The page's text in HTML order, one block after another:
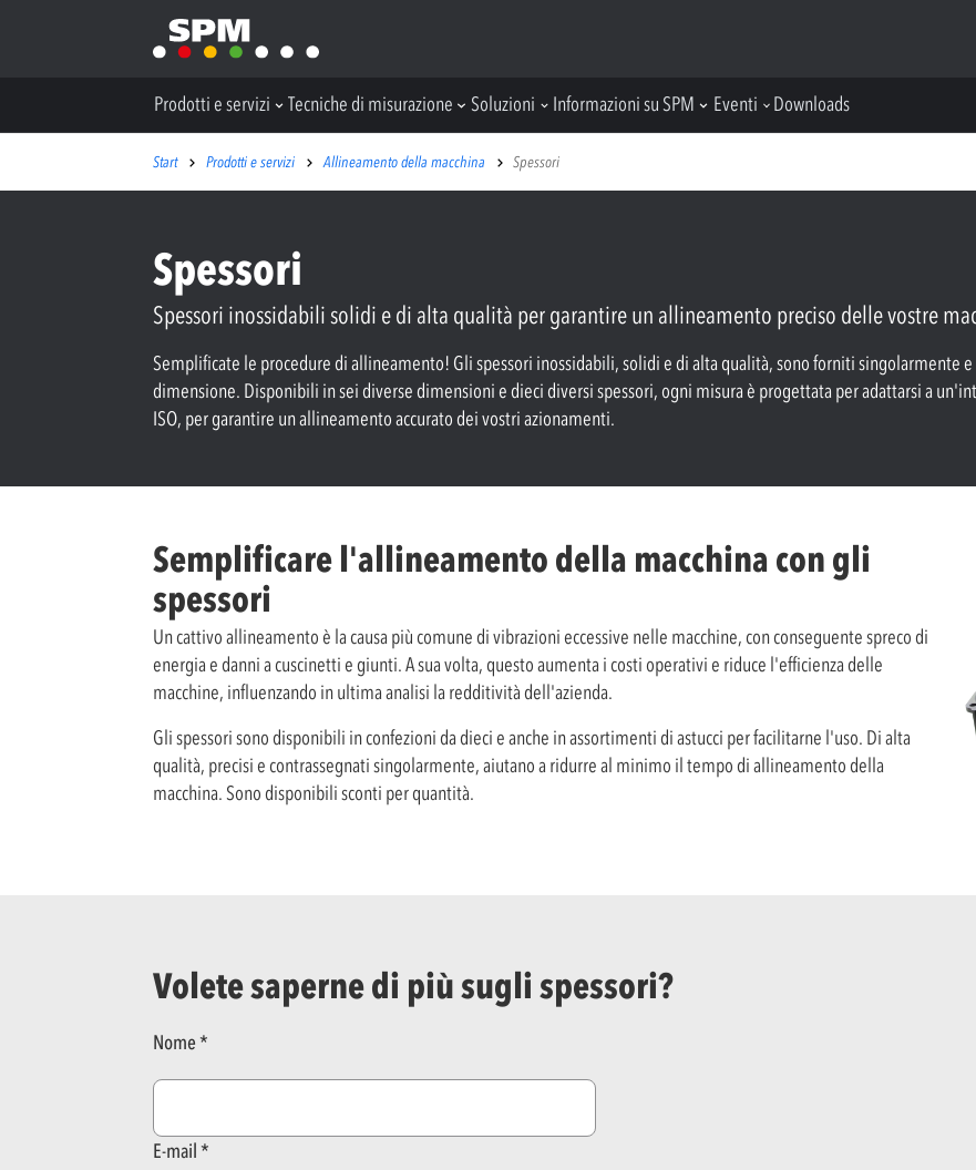
Prodotti e servizi Tecniche di misurazione Soluzioni Informazioni su SPM Eventi Downloads
Start Prodotti e servizi Allineamento della macchina Spessori
Spessori
Spessori inossidabili solidi e di alta qualità per garantire un allineamento preciso delle vostre
Semplificate le procedure di allineamento! Gli spessori inossidabili, solidi e di alta qualità, sono forniti singolarmente
dimensione. Disponibili in sei diverse dimensioni e dieci diversi spessori, ogni misura è progettata per adattarsi a
ISO, per garantire un allineamento accurato dei vostri azionamenti.
Semplificare l'allineamento della macchina con gli
spessori
Un cattivo allineamento è la causa più comune di vibrazioni eccessive nelle macchine, con conseguente spreco di
energia e danni a cuscinetti e giunti. A sua volta, questo aumenta i costi operativi e riduce l'efficienza delle
macchine, influenzando in ultima analisi la redditività dell'azienda.
Gli spessori sono disponibili in confezioni da dieci e anche in assortimenti di astucci per facilitarne l'uso. Di alta
qualità, precisi e contrassegnati singolarmente, aiutano a ridurre al minimo il tempo di allineamento della
macchina. Sono disponibili sconti per quantità.
Volete saperne di più sugli spessori?
Nome
E-mail